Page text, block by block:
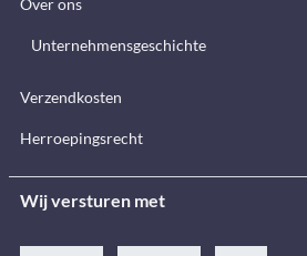
Over ons
Unternehmensgeschichte
Verzendkosten
Herroepingsrecht
Wij versturen met